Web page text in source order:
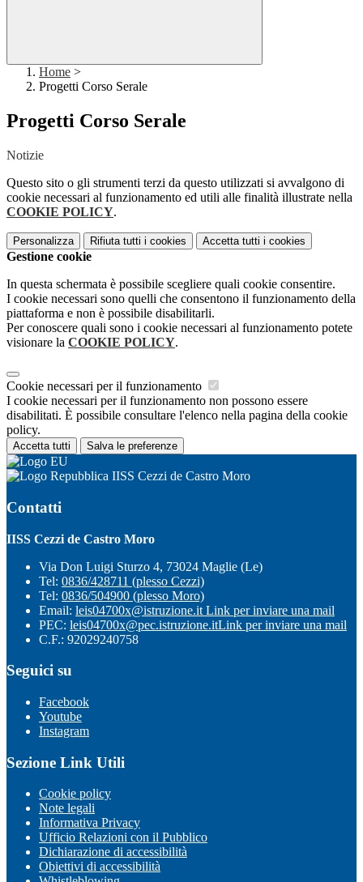
Home >
Progetti Corso Serale
Progetti Corso Serale
Notizie
Questo sito o gli strumenti terzi da questo utilizzati si avvalgono di
cookie necessari al funzionamento ed utili alle finalità illustrate nella
COOKIE POLICY.
Personalizza Rifiuta tutti i cookies Accetta tutti i cookies
Gestione cookie
In questa schermata è possibile scegliere quali cookie consentire.
I cookie necessari sono quelli che consentono il funzionamento della
piattaforma e non è possibile disabilitarli.
Per conoscere quali sono i cookie necessari al funzionamento potete
visionare la COOKIE POLICY.
Cookie necessari per il funzionamento
I cookie necessari per il funzionamento non possono essere
disabilitati. È possibile consultare l'elenco nella pagina della cookie
policy.
Accetta tutti Salva le preferenze
IISS Cezzi de Castro Moro
Contatti
IISS Cezzi de Castro Moro
Via Don Luigi Sturzo 4, 73024 Maglie (Le)
Tel: 0836/428711 (plesso Cezzi)
Tel: 0836/504900 (plesso Moro)
Email: leis04700x@istruzione.it Link per inviare una mail
PEC: leis04700x@pec.istruzione.itLink per inviare una mail
C.F.: 92029240758
Seguici su
Facebook
Youtube
Instagram
Sezione Link Utili
Cookie policy
Note legali
Informativa Privacy
Ufficio Relazioni con il Pubblico
Dichiarazione di accessibilità
Obiettivi di accessibilità